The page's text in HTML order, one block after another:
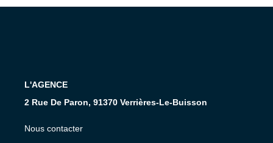
Avis Clients
L'AGENCE
2 Rue De Paron, 91370 Verrières-Le-Buisson
Nous contacter